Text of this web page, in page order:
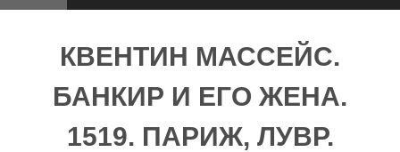
КВЕНТИН МАССЕЙС.
БАНКИР И ЕГО ЖЕНА.
1519. ПАРИЖ, ЛУВР.